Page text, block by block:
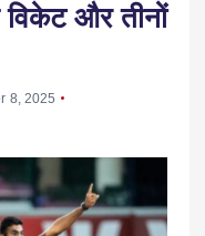
और तीनों
8, 2025